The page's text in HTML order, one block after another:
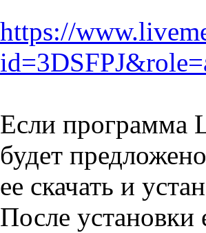
https://
Если программа
будет предложено
ее скачать и
После